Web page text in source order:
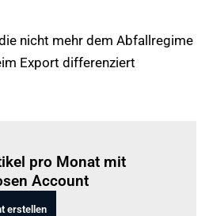
nicht mehr dem Abfallregime
Export differenziert
pro Monat mit
Account
erstellen